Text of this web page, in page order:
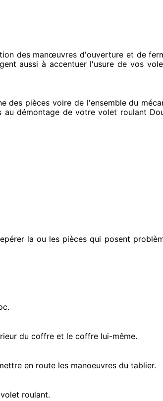
des manœuvres d'ouverture et de
aussi à accentuerl'usure de vos
des pièces voire de l'ensembledu
au démontage de votre volet roulant
la ou les pièces qui posent
du coffre et le coffre lui-même.
en route les manoeuvres du tablier.
roulant.